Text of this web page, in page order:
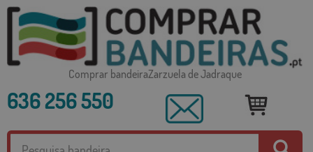
Comprar bandeiraZarzuela de Jadraque
636 256 550